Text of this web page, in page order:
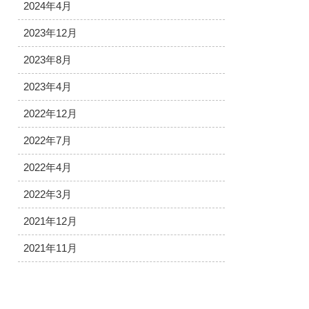
2024年4月
2023年12月
2023年8月
2023年4月
2022年12月
2022年7月
2022年4月
2022年3月
2021年12月
2021年11月